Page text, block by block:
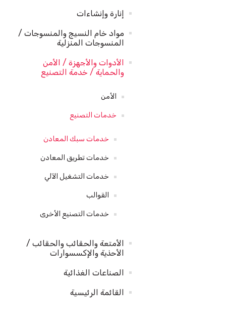
إنارة وإنشاءات
مواد خام النسيج والمنسوجات /
المنسوجات المنزلية
الأدوات والأجهزة / الأمن
والحماية / خدمة التصنيع
الأمن
خدمات التصنيع
خدمات سبك المعادن
خدمات تطريق المعادن
خدمات التشغيل الآلي
القوالب
خدمات التصنيع الأخرى
الأمتعة والحقائب والحقائب /
الأحذية والإكسسوارات
الصناعات الغذائية
القائمة الرئيسية